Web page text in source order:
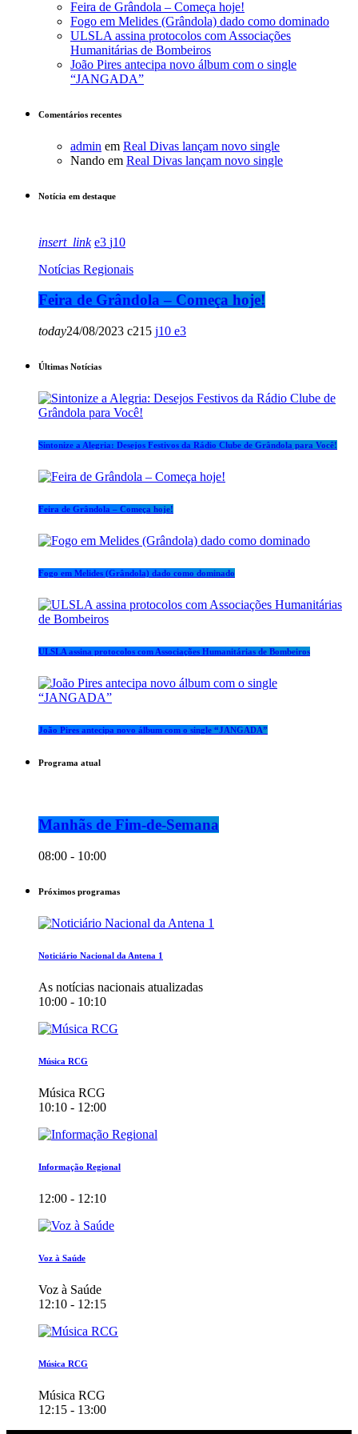
Feira de Grândola – Começa hoje!
Fogo em Melides (Grândola) dado como dominado
ULSLA assina protocolos com Associações
Humanitárias de Bombeiros
João Pires antecipa novo álbum com o single
“JANGADA”
Comentários recentes
admin em Real Divas lançam novo single
Nando em Real Divas lançam novo single
Notícia em destaque
insert_link 3 10
Notícias Regionais
Feira de Grândola – Começa hoje!
today24/08/2023 215 10 3
Últimas Notícias
Sintonize a Alegria: Desejos Festivos da Rádio Clube de Grândola para Você!
Feira de Grândola – Começa hoje!
Fogo em Melides (Grândola) dado como dominado
ULSLA assina protocolos com Associações Humanitárias de Bombeiros
João Pires antecipa novo álbum com o single “JANGADA”
Programa atual
Manhãs de Fim-de-Semana
08:00 - 10:00
Próximos programas
Noticiário Nacional da Antena 1
As notícias nacionais atualizadas
10:00 - 10:10
Música RCG
Música RCG
10:10 - 12:00
Informação Regional
12:00 - 12:10
Voz à Saúde
Voz à Saúde
12:10 - 12:15
Música RCG
Música RCG
12:15 - 13:00